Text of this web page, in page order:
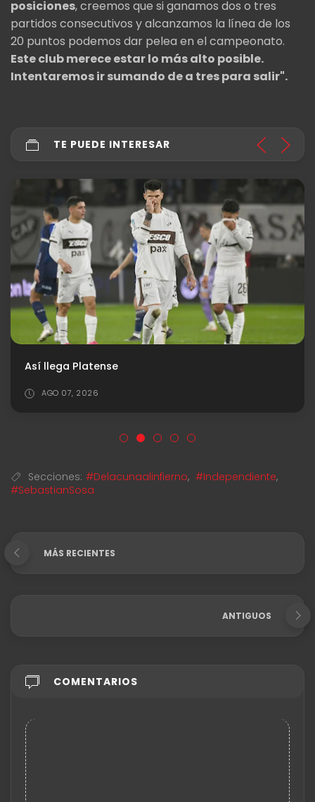
posiciones, creemos que si ganamos dos o tres
partidos consecutivos y alcanzamos la línea de los
20 puntos podemos dar pelea en el campeonato.
Este club merece estar lo más alto posible.
Intentaremos ir sumando de a tres para salir".
TE PUEDE INTERESAR
Así llega Platense
AGO 07, 2026
Secciones: #Delacunaalinfierno, #Independiente,
#SebastianSosa
MÁS RECIENTES
ANTIGUOS
COMENTARIOS